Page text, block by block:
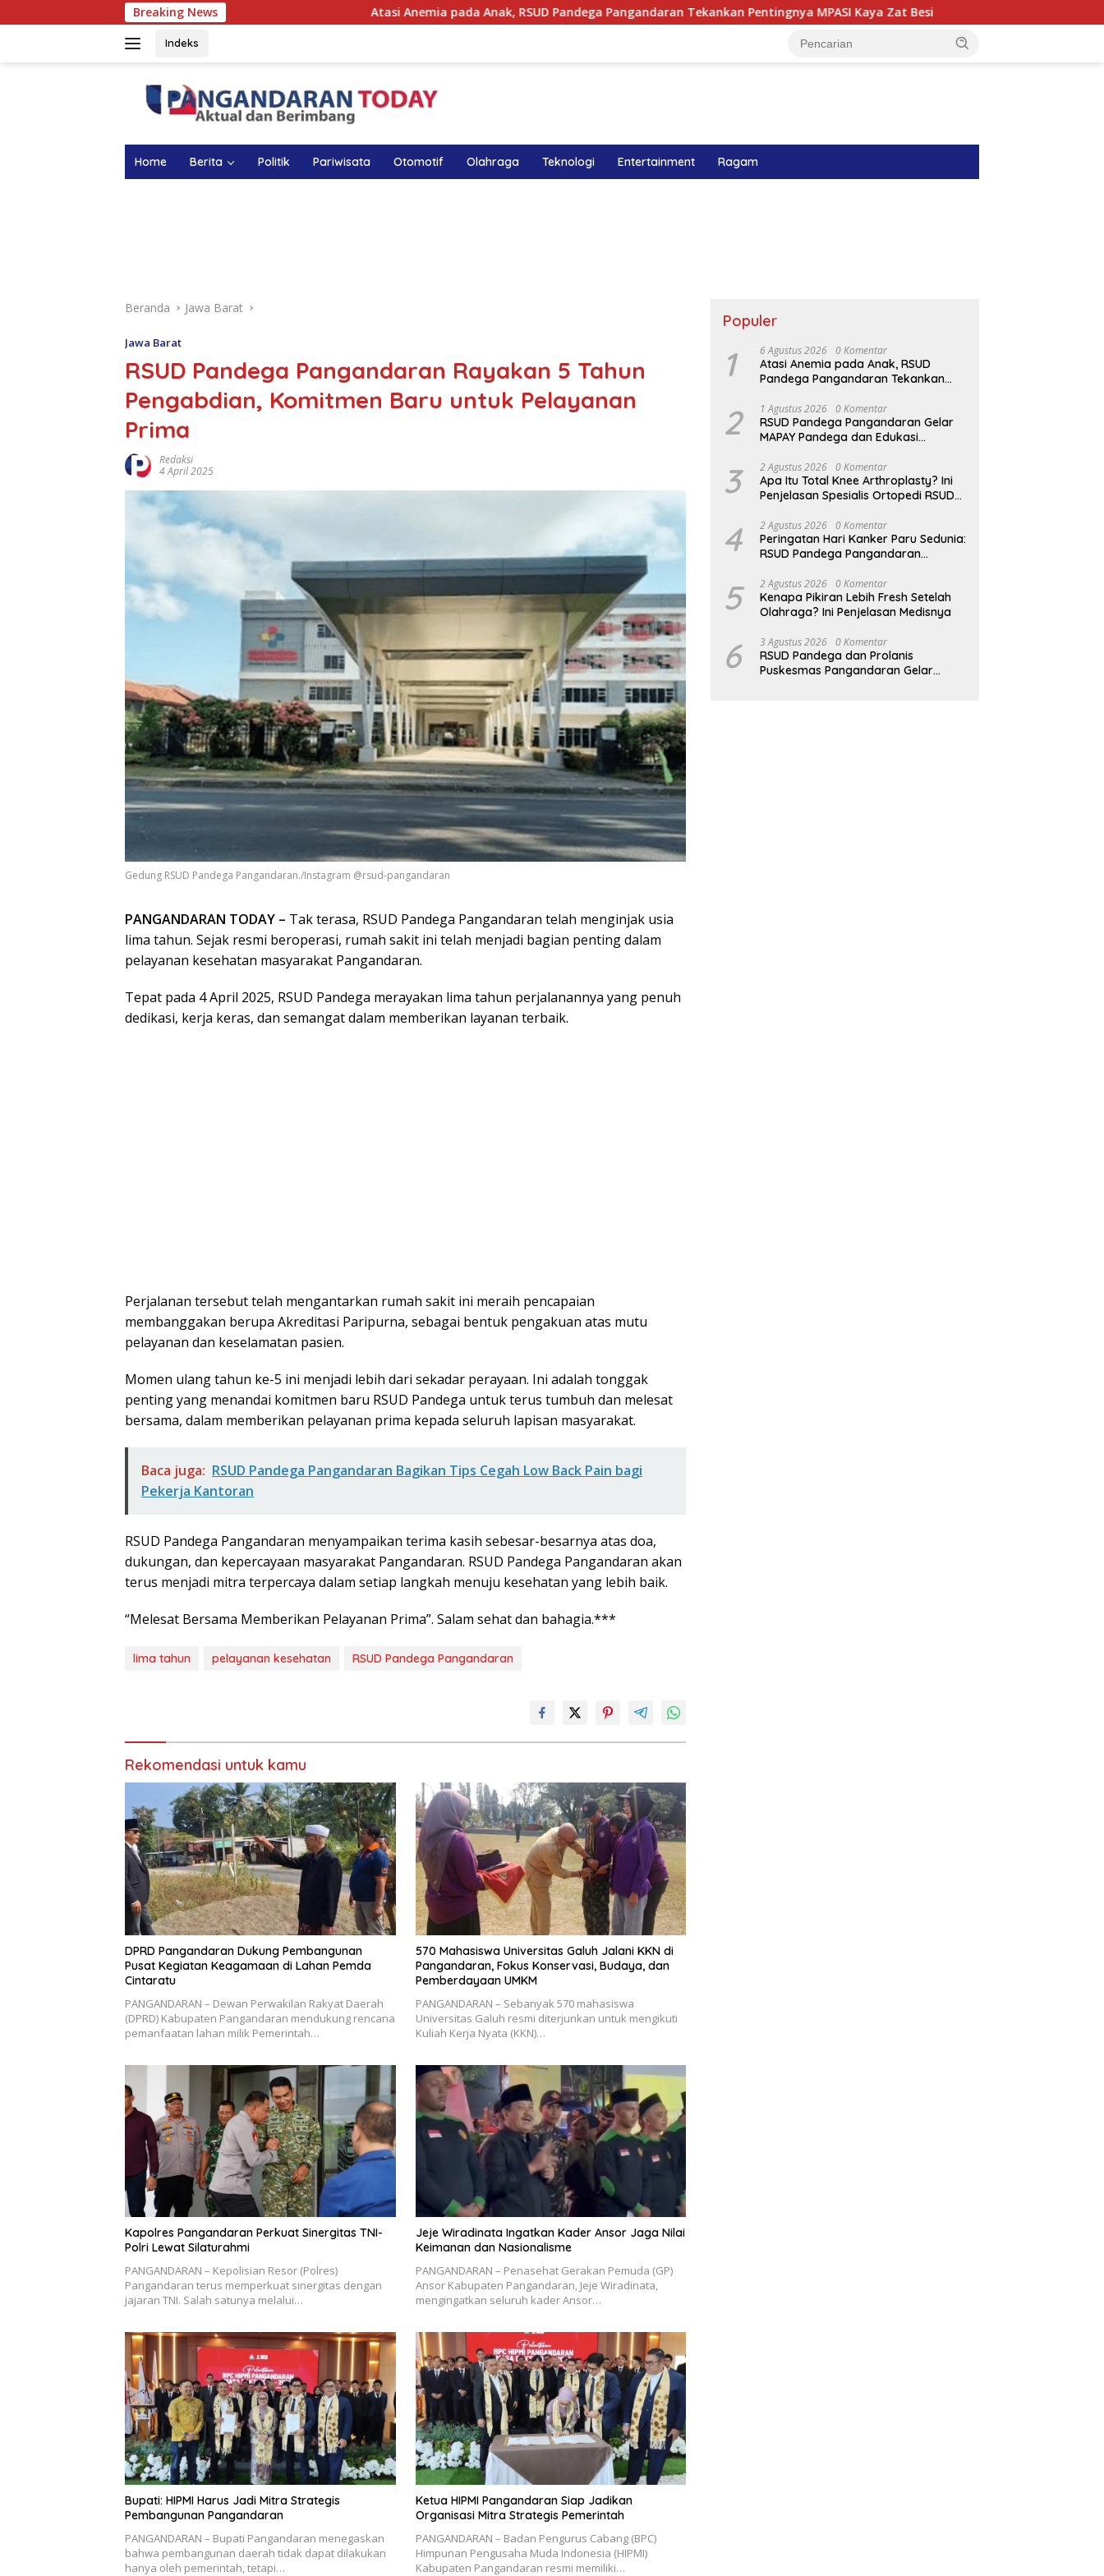
ke
Breaking News Atasi Anemia pada Anak, RSUD Pandega Pangandaran Tekankan Pentingnya MPASI Kaya Zat Besi Menyambung Harapan di Ruang
Indeks
Home Berita Politik Pariwisata Otomotif Olahraga Teknologi Entertainment Ragam
Beranda Jawa Barat
Jawa Barat
RSUD Pandega Pangandaran Rayakan 5 Tahun
Pengabdian, Komitmen Baru untuk Pelayanan
Prima
Redaksi
4 April 2025
Gedung RSUD Pandega Pangandaran./Instagram @rsud-pangandaran
PANGANDARAN TODAY – Tak terasa, RSUD Pandega Pangandaran telah menginjak usia
lima tahun. Sejak resmi beroperasi, rumah sakit ini telah menjadi bagian penting dalam
pelayanan kesehatan masyarakat Pangandaran.
Tepat pada 4 April 2025, RSUD Pandega merayakan lima tahun perjalanannya yang penuh
dedikasi, kerja keras, dan semangat dalam memberikan layanan terbaik.
Perjalanan tersebut telah mengantarkan rumah sakit ini meraih pencapaian
membanggakan berupa Akreditasi Paripurna, sebagai bentuk pengakuan atas mutu
pelayanan dan keselamatan pasien.
Momen ulang tahun ke-5 ini menjadi lebih dari sekadar perayaan. Ini adalah tonggak
penting yang menandai komitmen baru RSUD Pandega untuk terus tumbuh dan melesat
bersama, dalam memberikan pelayanan prima kepada seluruh lapisan masyarakat.
Baca juga: RSUD Pandega Pangandaran Bagikan Tips Cegah Low Back Pain bagi
Pekerja Kantoran
RSUD Pandega Pangandaran menyampaikan terima kasih sebesar-besarnya atas doa,
dukungan, dan kepercayaan masyarakat Pangandaran. RSUD Pandega Pangandaran akan
terus menjadi mitra terpercaya dalam setiap langkah menuju kesehatan yang lebih baik.
“Melesat Bersama Memberikan Pelayanan Prima”. Salam sehat dan bahagia.***
lima tahun pelayanan kesehatan RSUD Pandega Pangandaran
Rekomendasi untuk kamu
DPRD Pangandaran Dukung Pembangunan
Pusat Kegiatan Keagamaan di Lahan Pemda
Cintaratu
PANGANDARAN – Dewan Perwakilan Rakyat Daerah
(DPRD) Kabupaten Pangandaran mendukung rencana
pemanfaatan lahan milik Pemerintah…
570 Mahasiswa Universitas Galuh Jalani KKN di
Pangandaran, Fokus Konservasi, Budaya, dan
Pemberdayaan UMKM
PANGANDARAN – Sebanyak 570 mahasiswa
Universitas Galuh resmi diterjunkan untuk mengikuti
Kuliah Kerja Nyata (KKN)…
Kapolres Pangandaran Perkuat Sinergitas TNI-
Polri Lewat Silaturahmi
PANGANDARAN – Kepolisian Resor (Polres)
Pangandaran terus memperkuat sinergitas dengan
jajaran TNI. Salah satunya melalui…
Jeje Wiradinata Ingatkan Kader Ansor Jaga Nilai
Keimanan dan Nasionalisme
PANGANDARAN – Penasehat Gerakan Pemuda (GP)
Ansor Kabupaten Pangandaran, Jeje Wiradinata,
mengingatkan seluruh kader Ansor…
Bupati: HIPMI Harus Jadi Mitra Strategis
Pembangunan Pangandaran
PANGANDARAN – Bupati Pangandaran menegaskan
bahwa pembangunan daerah tidak dapat dilakukan
hanya oleh pemerintah, tetapi…
Ketua HIPMI Pangandaran Siap Jadikan
Organisasi Mitra Strategis Pemerintah
PANGANDARAN – Badan Pengurus Cabang (BPC)
Himpunan Pengusaha Muda Indonesia (HIPMI)
Kabupaten Pangandaran resmi memiliki…
Populer
1 6 Agustus 2026 0 Komentar
Atasi Anemia pada Anak, RSUD
Pandega Pangandaran Tekankan
2 1 Agustus 2026 0 Komentar
RSUD Pandega Pangandaran Gelar
MAPAY Pandega dan Edukasi
3 2 Agustus 2026 0 Komentar
Apa Itu Total Knee Arthroplasty? Ini
Penjelasan Spesialis Ortopedi RSUD
4 2 Agustus 2026 0 Komentar
Peringatan Hari Kanker Paru Sedunia:
RSUD Pandega Pangandaran
5 2 Agustus 2026 0 Komentar
Kenapa Pikiran Lebih Fresh Setelah
Olahraga? Ini Penjelasan Medisnya
6 3 Agustus 2026 0 Komentar
RSUD Pandega dan Prolanis
Puskesmas Pangandaran Gelar